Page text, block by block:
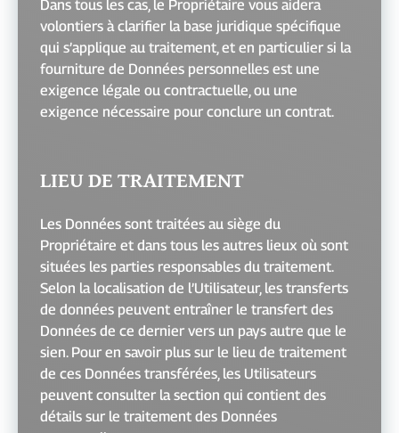
Dans tous les cas, le Propriétaire vous aidera
volontiers à clarifier la base juridique spécifique
qui s’applique au traitement, et en particulier si la
fourniture de Données personnelles est une
exigence légale ou contractuelle, ou une
exigence nécessaire pour conclure un contrat.
LIEU DE TRAITEMENT
Les Données sont traitées au siège du
Propriétaire et dans tous les autres lieux où sont
situées les parties responsables du traitement.
Selon la localisation de l’Utilisateur, les transferts
de données peuvent entraîner le transfert des
Données de ce dernier vers un pays autre que le
sien. Pour en savoir plus sur le lieu de traitement
de ces Données transférées, les Utilisateurs
peuvent consulter la section qui contient des
détails sur le traitement des Données